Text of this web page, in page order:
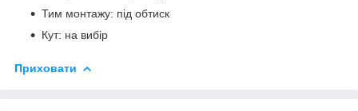
Тим монтажу: під обтиск
Кут: на вибір
Приховати